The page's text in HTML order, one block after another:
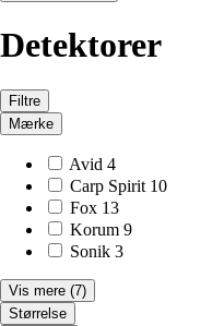
Detektorer
Filtre
Mærke
Avid 4
Carp Spirit 10
Fox 13
Korum 9
Sonik 3
Vis mere (7)
Størrelse